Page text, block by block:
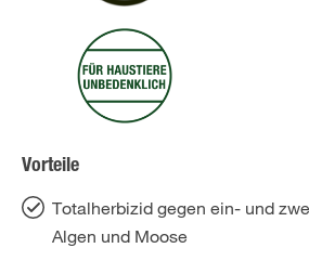
Vorteile
Totalherbizid gegen ein- und
Algen und Moose